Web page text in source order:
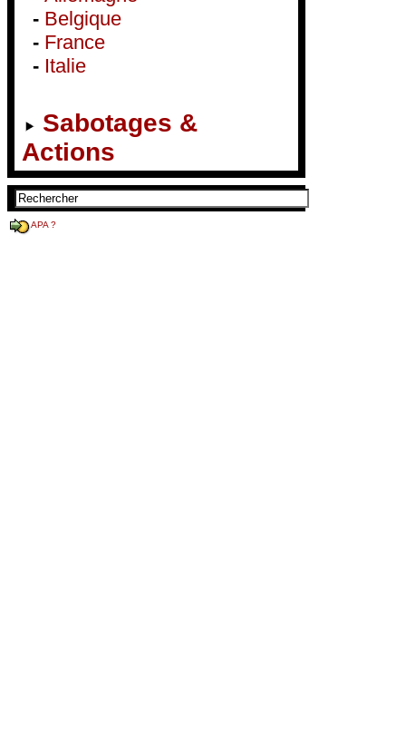
- Belgique
- France
- Italie
Sabotages &
Actions
APA ?